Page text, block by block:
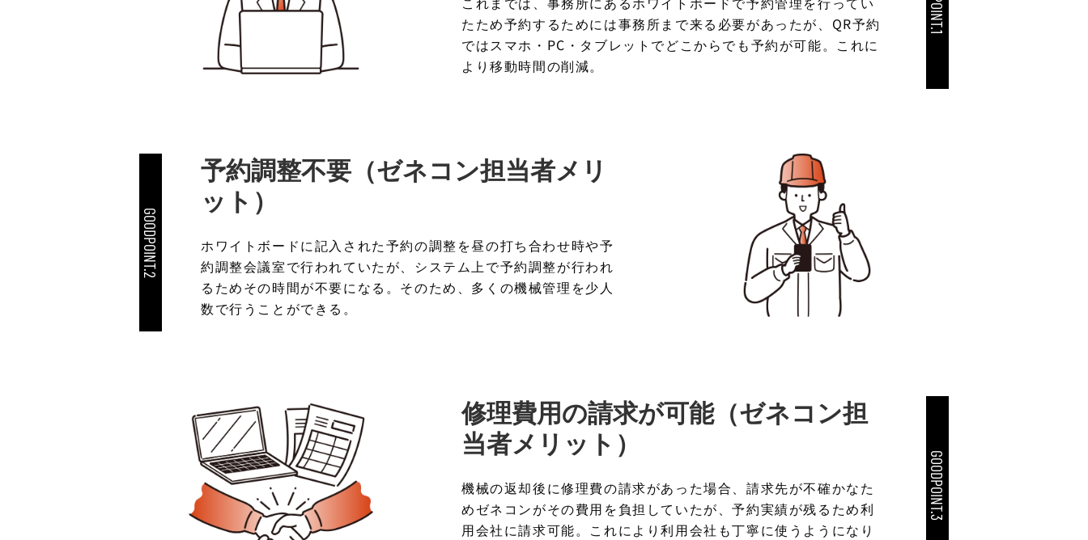
たため予約するためには事務所まで来る必要があったが、QR予約
ではスマホ・PC・タブレットでどこからでも予約が可能。これに
より移動時間の削減。
GOODPOINT.2
予約調整不要（ゼネコン担当者メリ
ット）
ホワイトボードに記入された予約の調整を昼の打ち合わせ時や予
約調整会議室で行われていたが、システム上で予約調整が行われ
るためその時間が不要になる。そのため、多くの機械管理を少人
数で行うことができる。
修理費用の請求が可能（ゼネコン担
当者メリット）
機械の返却後に修理費の請求があった場合、請求先が不確かなた
めゼネコンがその費用を負担していたが、予約実績が残るため利
用会社に請求可能。これにより利用会社も丁寧に使うようになり
GOODPOINT.3